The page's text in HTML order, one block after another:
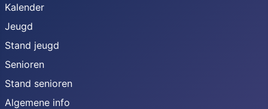
Kalender
Jeugd
Stand jeugd
Senioren
Stand senioren
Algemene info